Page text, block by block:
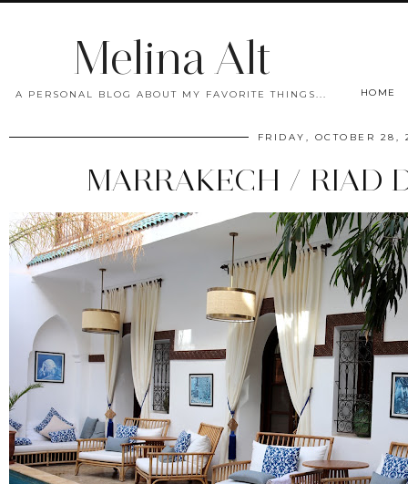
Melina Alt
A PERSONAL BLOG ABOUT MY FAVORITE THINGS... HOME
FRIDAY, OCTOBER 28,
MARRAKECH / RIAD